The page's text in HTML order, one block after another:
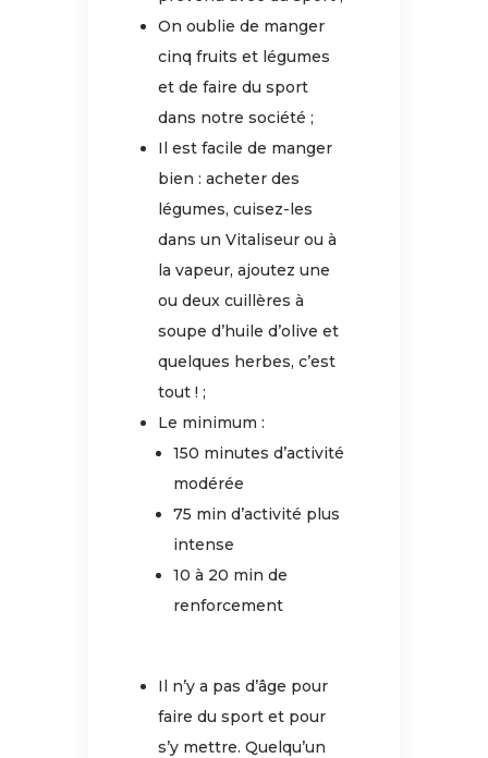
On oublie de manger
cinq fruits et légumes
et de faire du sport
dans notre société ;
Il est facile de manger
bien : acheter des
légumes, cuisez-les
dans un Vitaliseur ou à
la vapeur, ajoutez une
ou deux cuillères à
soupe d’huile d’olive et
quelques herbes, c’est
tout ! ;
Le minimum :
150 minutes d’activité
modérée
75 min d’activité plus
intense
10 à 20 min de
renforcement
Il n’y a pas d’âge pour
faire du sport et pour
s’y mettre. Quelqu’un